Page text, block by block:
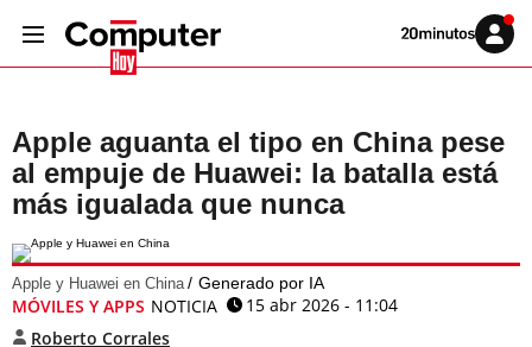
Volver
Iniciar
sesión
Apple aguanta el tipo en China pese
al empuje de Huawei: la batalla está
más igualada que nunca
Apple y Huawei en China Generado por IA
MÓVILES Y APPS NOTICIA
15 abr 2026 - 11:04
Roberto Corrales